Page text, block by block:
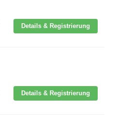
Details & Registrierung
Details & Registrierung